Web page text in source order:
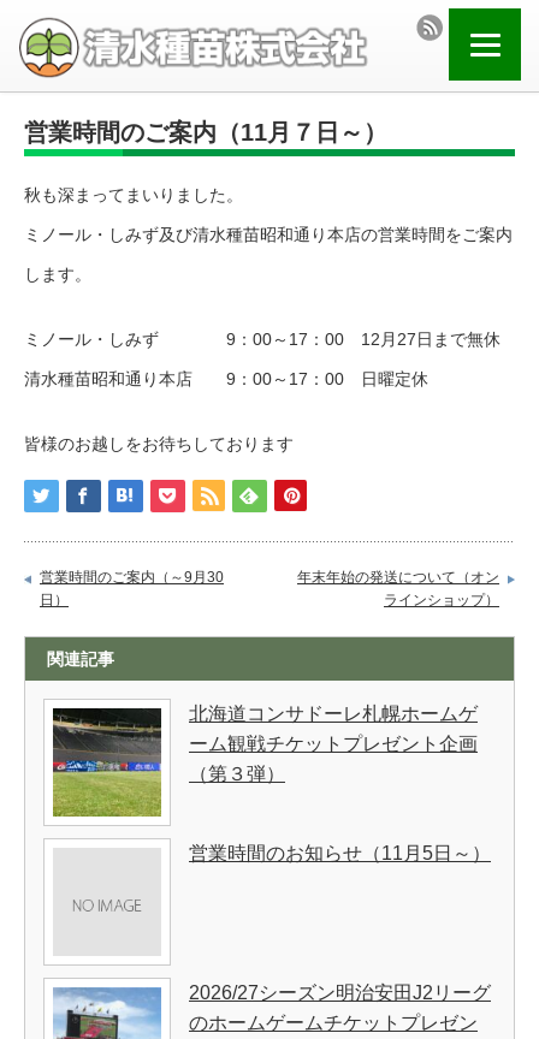
営業時間のご案内（11月７日～）
秋も深まってまいりました。
ミノール・しみず及び清水種苗昭和通り本店の営業時間をご案内
します。
ミノール・しみず 9：00～17：00 12月27日まで無休
清水種苗昭和通り本店 9：00～17：00 日曜定休
皆様のお越しをお待ちしております
営業時間のご案内（～9月30
日）
年末年始の発送について（オン
ラインショップ）
関連記事
北海道コンサドーレ札幌ホームゲ
ーム観戦チケットプレゼント企画
（第３弾）
営業時間のお知らせ（11月5日～）
2026/27シーズン明治安田J2リーグ
のホームゲームチケットプレゼン